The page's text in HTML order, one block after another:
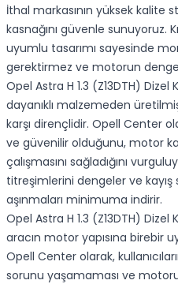
İthal markasının yüksek kalite
kasnağını güvenle sunuyoruz.
uyumlu tasarımı sayesinde
gerektirmez ve motorun
Opel Astra H 1.3 (Z13DTH) Dizel
dayanıklı malzemeden
karşı dirençlidir. Opell Center
ve güvenilir olduğunu, motor
çalışmasını sağladığını
titreşimlerini dengeler ve
aşınmaları minimuma indirir.
Opel Astra H 1.3 (Z13DTH) Dizel
aracın motor yapısına birebir
Opell Center olarak,
sorunu yaşamaması ve